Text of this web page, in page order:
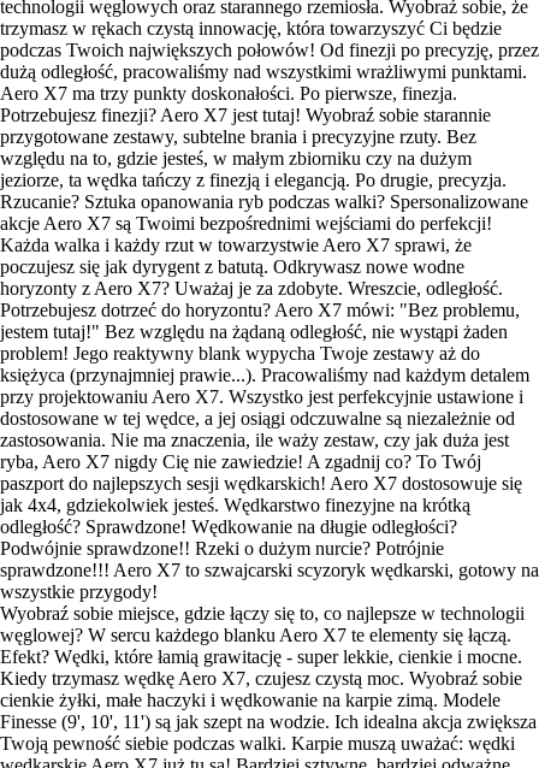
technologii węglowych oraz starannego rzemiosła. Wyobraź sobie, że
trzymasz w rękach czystą innowację, która towarzyszyć Ci będzie
podczas Twoich największych połowów! Od finezji po precyzję, przez
dużą odległość, pracowaliśmy nad wszystkimi wrażliwymi punktami.
Aero X7 ma trzy punkty doskonałości. Po pierwsze, finezja.
Potrzebujesz finezji? Aero X7 jest tutaj! Wyobraź sobie starannie
przygotowane zestawy, subtelne brania i precyzyjne rzuty. Bez
względu na to, gdzie jesteś, w małym zbiorniku czy na dużym
jeziorze, ta wędka tańczy z finezją i elegancją. Po drugie, precyzja.
Rzucanie? Sztuka opanowania ryb podczas walki? Spersonalizowane
akcje Aero X7 są Twoimi bezpośrednimi wejściami do perfekcji!
Każda walka i każdy rzut w towarzystwie Aero X7 sprawi, że
poczujesz się jak dyrygent z batutą. Odkrywasz nowe wodne
horyzonty z Aero X7? Uważaj je za zdobyte. Wreszcie, odległość.
Potrzebujesz dotrzeć do horyzontu? Aero X7 mówi: "Bez problemu,
jestem tutaj!" Bez względu na żądaną odległość, nie wystąpi żaden
problem! Jego reaktywny blank wypycha Twoje zestawy aż do
księżyca (przynajmniej prawie...). Pracowaliśmy nad każdym detalem
przy projektowaniu Aero X7. Wszystko jest perfekcyjnie ustawione i
dostosowane w tej wędce, a jej osiągi odczuwalne są niezależnie od
zastosowania. Nie ma znaczenia, ile waży zestaw, czy jak duża jest
ryba, Aero X7 nigdy Cię nie zawiedzie! A zgadnij co? To Twój
paszport do najlepszych sesji wędkarskich! Aero X7 dostosowuje się
jak 4x4, gdziekolwiek jesteś. Wędkarstwo finezyjne na krótką
odległość? Sprawdzone! Wędkowanie na długie odległości?
Podwójnie sprawdzone!! Rzeki o dużym nurcie? Potrójnie
sprawdzone!!! Aero X7 to szwajcarski scyzoryk wędkarski, gotowy na
wszystkie przygody!
Wyobraź sobie miejsce, gdzie łączy się to, co najlepsze w technologii
węglowej? W sercu każdego blanku Aero X7 te elementy się łączą.
Efekt? Wędki, które łamią grawitację - super lekkie, cienkie i mocne.
Kiedy trzymasz wędkę Aero X7, czujesz czystą moc. Wyobraź sobie
cienkie żyłki, małe haczyki i wędkowanie na karpie zimą. Modele
Finesse (9', 10', 11') są jak szept na wodzie. Ich idealna akcja zwiększa
Twoją pewność siebie podczas walki. Karpie muszą uważać: wędki